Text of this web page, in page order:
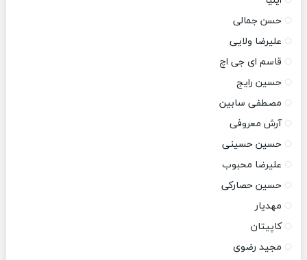
حسن جمالی
علیرضا ولایی
قاسم ای جی اچ
حسین رایج
مصطفی سابین
آرش معروفی
حسین حسینی
علیرضا محبوب
حسین حصارکی
مهدیار
کاپیتان
مجید رضوی